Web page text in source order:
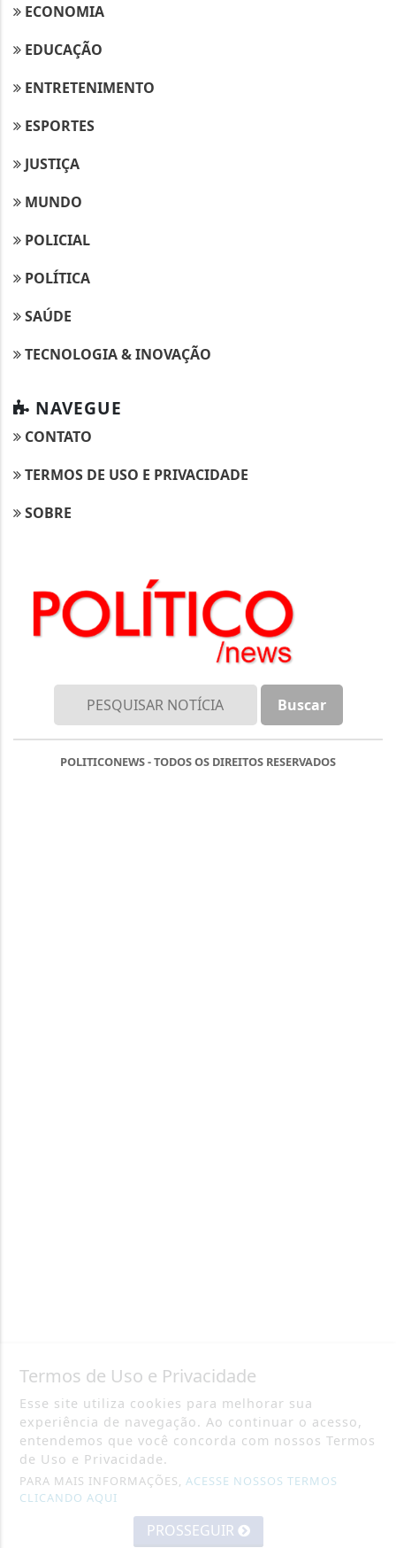
ECONOMIA
EDUCAÇÃO
ENTRETENIMENTO
ESPORTES
JUSTIÇA
MUNDO
POLICIAL
POLÍTICA
SAÚDE
TECNOLOGIA & INOVAÇÃO
NAVEGUE
CONTATO
TERMOS DE USO E PRIVACIDADE
SOBRE
POLITICONEWS - TODOS OS DIREITOS RESERVADOS
Termos de Uso e Privacidade
Esse site utiliza cookies para melhorar sua
experiência de navegação. Ao continuar o acesso,
entendemos que você concorda com nossos Termos
de Uso e Privacidade.
PARA MAIS INFORMAÇÕES,ACESSE NOSSOS TERMOS
CLICANDO AQUI
PROSSEGUIR